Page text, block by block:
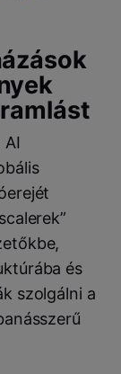
és
szolgálni a